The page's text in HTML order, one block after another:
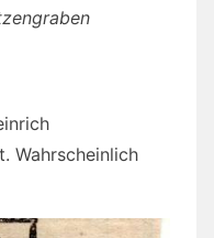
Wahrscheinlich